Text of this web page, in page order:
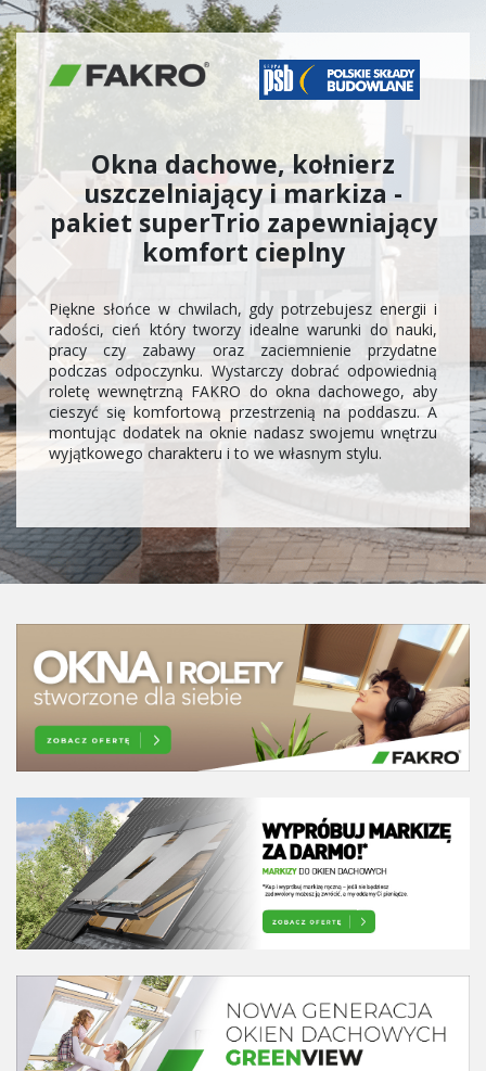
Okna dachowe, kołnierz
uszczelniający i markiza -
pakiet superTrio zapewniający
komfort cieplny
Piękne słońce w chwilach, gdy potrzebujesz energii i
radości, cień który tworzy idealne warunki do nauki,
pracy czy zabawy oraz zaciemnienie przydatne
podczas odpoczynku. Wystarczy dobrać odpowiednią
roletę wewnętrzną FAKRO do okna dachowego, aby
cieszyć się komfortową przestrzenią na poddaszu. A
montując dodatek na oknie nadasz swojemu wnętrzu
wyjątkowego charakteru i to we własnym stylu.